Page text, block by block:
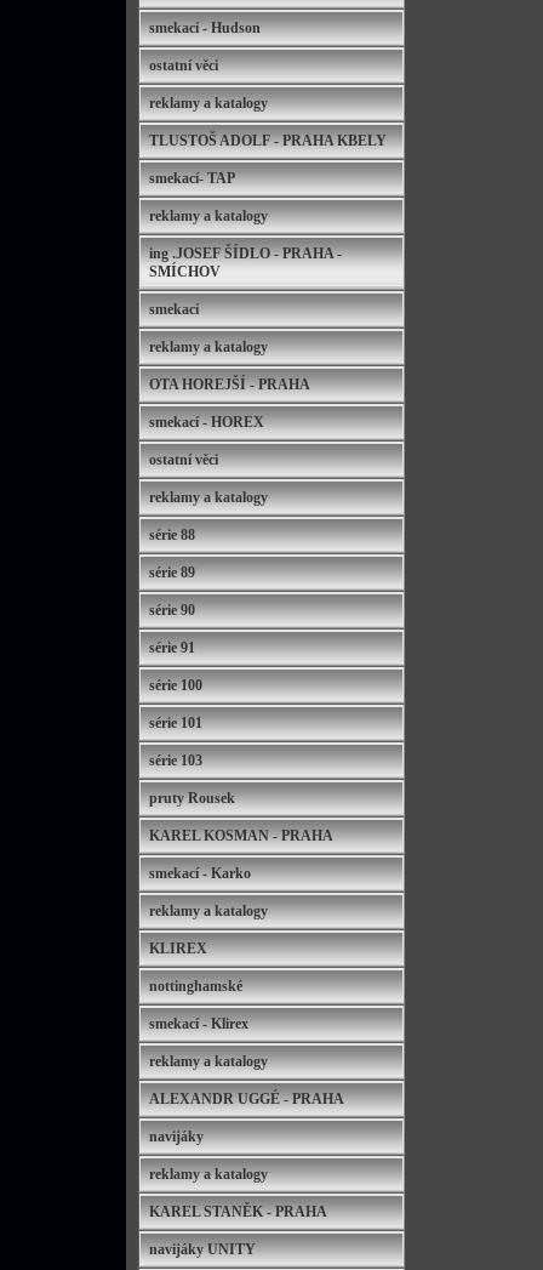
smekací - Hudson
ostatní věci
reklamy a katalogy
TLUSTOŠ ADOLF - PRAHA KBELY
smekací- TAP
reklamy a katalogy
ing .JOSEF ŠÍDLO - PRAHA -
SMÍCHOV
smekací
reklamy a katalogy
OTA HOREJŠÍ - PRAHA
smekací - HOREX
ostatní věci
reklamy a katalogy
série 88
série 89
série 90
série 91
série 100
série 101
série 103
pruty Rousek
KAREL KOSMAN - PRAHA
smekací - Karko
reklamy a katalogy
KLIREX
nottinghamské
smekací - Klirex
reklamy a katalogy
ALEXANDR UGGÉ - PRAHA
navijáky
reklamy a katalogy
KAREL STANĚK - PRAHA
navijáky UNITY